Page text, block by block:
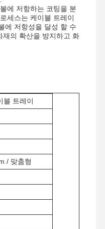
에 저항하는 코팅을 분
세스는 케이블 트레이
에 저항성을 달성 할 수
재의 확산을 방지하고 화
블 트레이
/ 맞춤형